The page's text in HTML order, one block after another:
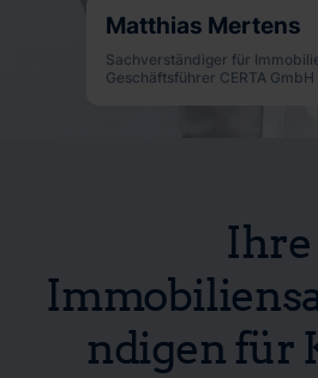
Matthias Mertens
Sachverständiger für
Geschäftsführer CERTA GmbH
Ihre
ndigen für